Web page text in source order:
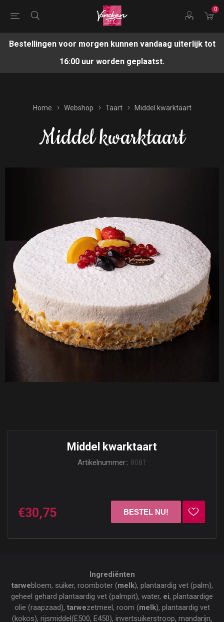
0
Bestellingen voor morgen kunnen vandaag uiterlijk tot
16:00 uur worden geplaatst.
Home Webshop Taart Middel kwarktaart
Middel kwarktaart
Middel kwarktaart
Artikelnummer:: 8081
€30,75
Ingrediënten
tarwebloem, suiker, roomboter (melk), plantaardig vet (palm),
geheel gehard plantaardig vet (palmpit), water, ei, plantaardige
olie (raapzaad), tarwezetmeel, room (melk), plantaardig vet
(kokos), rijsmiddel(E500, E450), invertsuikerstroop, mandarijn,